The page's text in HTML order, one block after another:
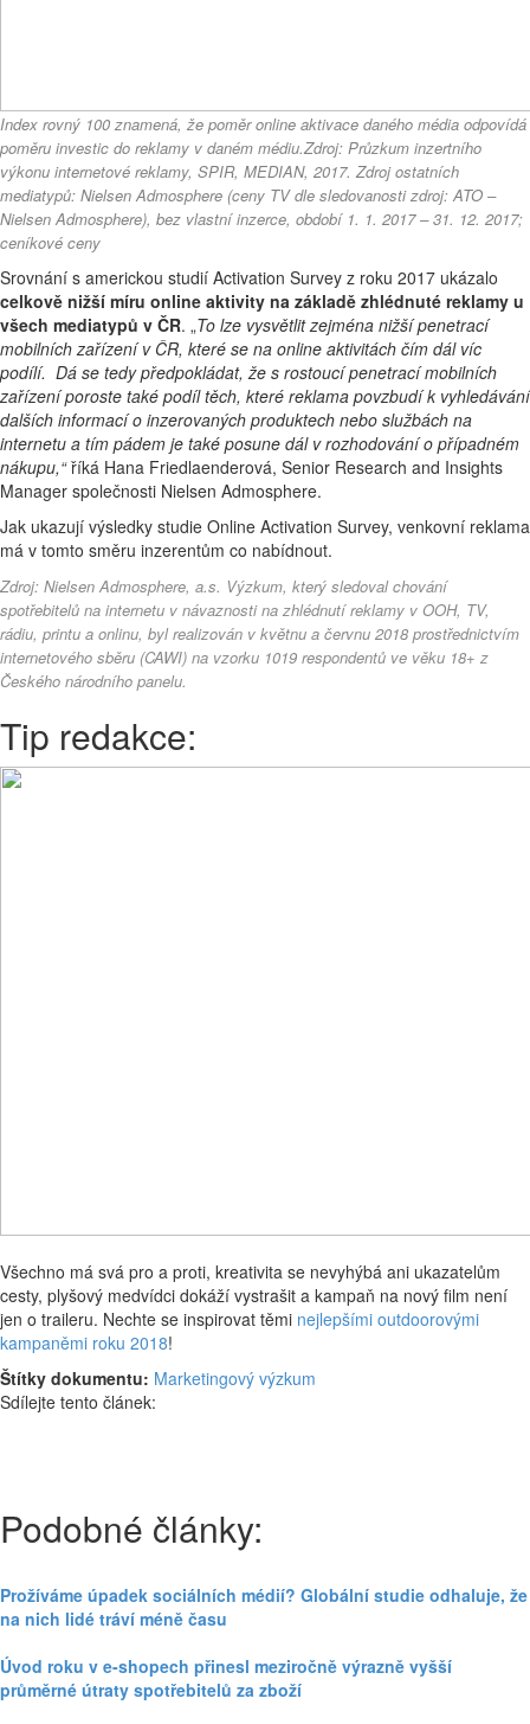
Index rovný 100 znamená, že poměr online aktivace daného média odpovídá
poměru investic do reklamy v daném médiu.Zdroj: Průzkum inzertního
výkonu internetové reklamy, SPIR, MEDIAN, 2017. Zdroj ostatních
mediatypů: Nielsen Admosphere (ceny TV dle sledovanosti zdroj: ATO –
Nielsen Admosphere), bez vlastní inzerce, období 1. 1. 2017 – 31. 12. 2017;
ceníkové ceny
Srovnání s americkou studií Activation Survey z roku 2017 ukázalo
celkově nižší míru online aktivity na základě zhlédnuté reklamy u
všech mediatypů v ČR. „To lze vysvětlit zejména nižší penetrací
mobilních zařízení v ČR, které se na online aktivitách čím dál víc
podílí. Dá se tedy předpokládat, že s rostoucí penetrací mobilních
zařízení poroste také podíl těch, které reklama povzbudí k vyhledávání
dalších informací o inzerovaných produktech nebo službách na
internetu a tím pádem je také posune dál v rozhodování o případném
nákupu,“říká Hana Friedlaenderová, Senior Research and Insights
Manager společnosti Nielsen Admosphere.
Jak ukazují výsledky studie Online Activation Survey, venkovní reklama
má v tomto směru inzerentům co nabídnout.
Zdroj: Nielsen Admosphere, a.s. Výzkum, který sledoval chování
spotřebitelů na internetu v návaznosti na zhlédnutí reklamy v OOH, TV,
rádiu, printu a onlinu, byl realizován v květnu a červnu 2018 prostřednictvím
internetového sběru (CAWI) na vzorku 1019 respondentů ve věku 18+ z
Českého národního panelu.
Tip redakce:
Všechno má svá pro a proti, kreativita se nevyhýbá ani ukazatelům
cesty, plyšový medvídci dokáží vystrašit a kampaň na nový film není
jen o traileru. Nechte se inspirovat těmi nejlepšími outdoorovými
kampaněmi roku 2018!
Štítky dokumentu: Marketingový výzkum
Sdílejte tento článek:
Podobné články:
Prožíváme úpadek sociálních médií? Globální studie odhaluje, že
na nich lidé tráví méně času
Úvod roku v e-shopech přinesl meziročně výrazně vyšší
průměrné útraty spotřebitelů za zboží